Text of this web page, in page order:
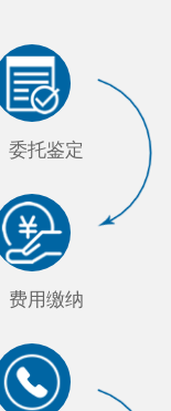
委托鉴定
费用缴纳